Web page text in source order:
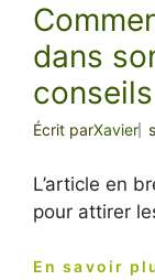
dans
conseils
Écrit parXavier
L’article en
pour attirer
En savoir